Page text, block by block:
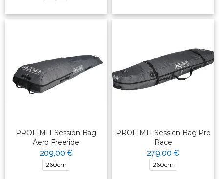
PROLIMIT Session Bag
Aero Freeride
209,00 €
260cm
PROLIMIT Session Bag Pro
Race
279,00 €
260cm